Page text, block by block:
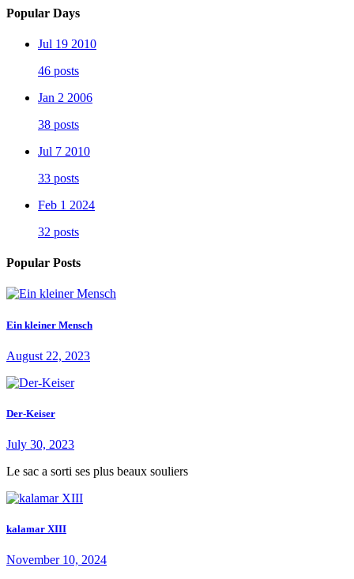
Popular Days
Jul 19 2010
46 posts
Jan 2 2006
38 posts
Jul 7 2010
33 posts
Feb 1 2024
32 posts
Popular Posts
Ein kleiner Mensch
August 22, 2023
Der-Keiser
July 30, 2023
Le sac a sorti ses plus beaux souliers
kalamar XIII
November 10, 2024